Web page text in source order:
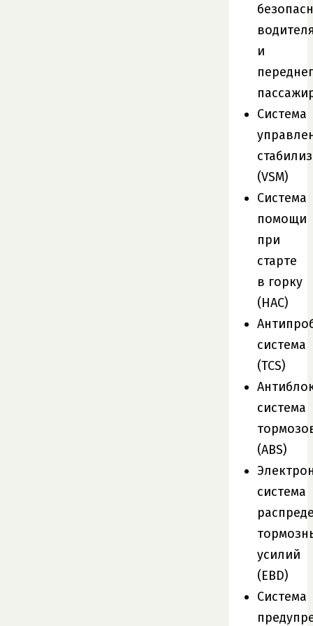
и
Система
(VSM)
Система
помощи
при
старте
в горку
(HAC)
система
(TCS)
система
(ABS)
система
усилий
(EBD)
Система